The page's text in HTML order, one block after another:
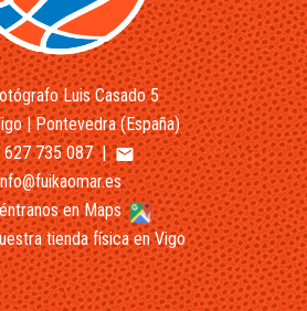
Luis Casado 5
| Pontevedra (España)
627 735 087|email
en Maps
tienda física en Vigo